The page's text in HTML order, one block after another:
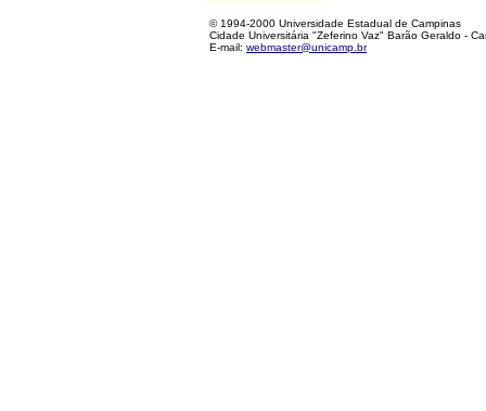
© 1994-2000 Universidade Estadual de Campinas
Cidade Universitária "Zeferino Vaz" Barão Geraldo -
E-mail: webmaster@unicamp.br